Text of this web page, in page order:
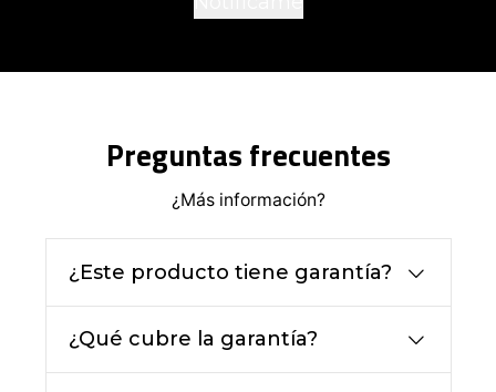
Preguntas frecuentes
¿Más información?
¿Este producto tiene garantía?
¿Qué cubre la garantía?